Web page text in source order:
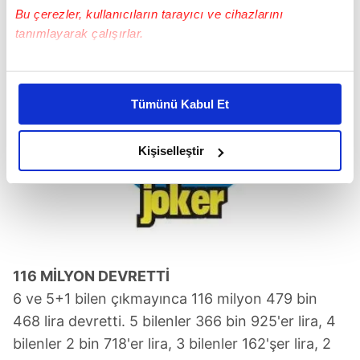
Bu çerezler, kullanıcıların tarayıcı ve cihazlarını
tanımlayarak çalışırlar.
Bu çerezlere izin vermeniz halinde sizlere özel
daha iyi reklam deneyimi yaşatabiliriz. Bunu yaparken
amacımızın size daha iyi bir reklam deneyimi sunmak
olduğunu ve sizlere en iyi içerikleri sunabilmek adına
elimizden gelen çabayı gösterdiğimizi ve bu noktada,
reklamların maliyetlerimizi karşılamak noktasında tek gelir
kalemimiz olduğunu sizlere hatırlatmak isteriz.
takdirde, kullanıcılara hedefli reklamlar
gösterilmeyecektir."
Sizlere daha iyi bir hizmet sunabilmek için İnternet
Sitemizde kendimize ve üçüncü kişilere ait çerezler
Tümünü Kabul Et
Kişiselleştir
116 MİLYON DEVRETTİ
6 ve 5+1 bilen çıkmayınca 116 milyon 479 bin
468 lira devretti. 5 bilenler 366 bin 925'er lira, 4
bilenler 2 bin 718'er lira, 3 bilenler 162'şer lira, 2